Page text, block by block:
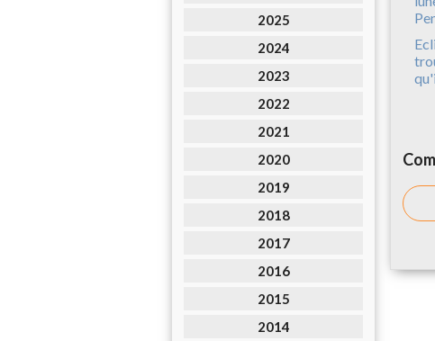
2025
2024
2023
2022
2021
2020
2019
2018
2017
2016
2015
2014